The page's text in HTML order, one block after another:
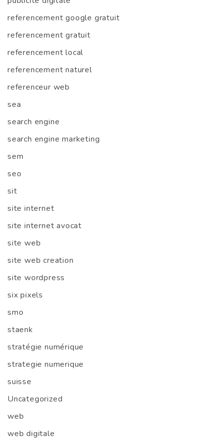
referencement google gratuit
referencement gratuit
referencement local
referencement naturel
referenceur web
sea
search engine
search engine marketing
sem
seo
sit
site internet
site internet avocat
site web
site web creation
site wordpress
six pixels
smo
staenk
stratégie numérique
strategie numerique
suisse
Uncategorized
web
web digitale